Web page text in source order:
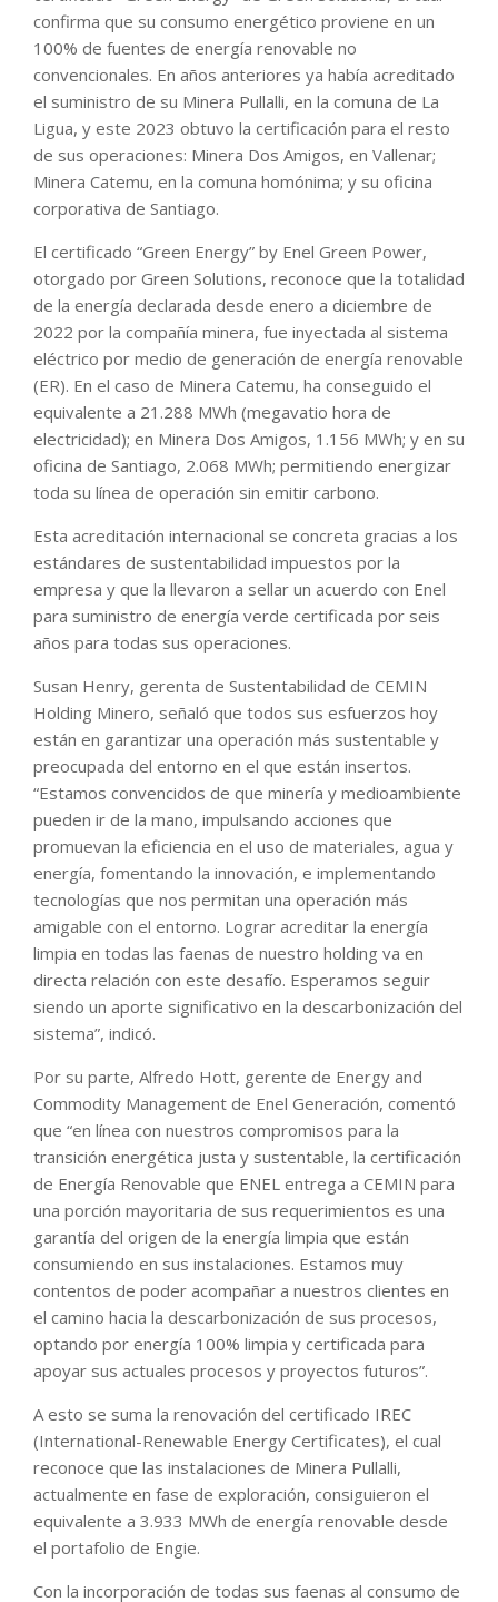
confirma que su consumo energético proviene en un
100% de fuentes de energía renovable no
convencionales. En años anteriores ya había acreditado
el suministro de su Minera Pullalli, en la comuna de La
Ligua, y este 2023 obtuvo la certificación para el resto
de sus operaciones: Minera Dos Amigos, en Vallenar;
Minera Catemu, en la comuna homónima; y su oficina
corporativa de Santiago.
El certificado “Green Energy” by Enel Green Power,
otorgado por Green Solutions, reconoce que la totalidad
de la energía declarada desde enero a diciembre de
2022 por la compañía minera, fue inyectada al sistema
eléctrico por medio de generación de energía renovable
(ER). En el caso de Minera Catemu, ha conseguido el
equivalente a 21.288 MWh (megavatio hora de
electricidad); en Minera Dos Amigos, 1.156 MWh; y en su
oficina de Santiago, 2.068 MWh; permitiendo energizar
toda su línea de operación sin emitir carbono.
Esta acreditación internacional se concreta gracias a los
estándares de sustentabilidad impuestos por la
empresa y que la llevaron a sellar un acuerdo con Enel
para suministro de energía verde certificada por seis
años para todas sus operaciones.
Susan Henry, gerenta de Sustentabilidad de CEMIN
Holding Minero, señaló que todos sus esfuerzos hoy
están en garantizar una operación más sustentable y
preocupada del entorno en el que están insertos.
“Estamos convencidos de que minería y medioambiente
pueden ir de la mano, impulsando acciones que
promuevan la eficiencia en el uso de materiales, agua y
energía, fomentando la innovación, e implementando
tecnologías que nos permitan una operación más
amigable con el entorno. Lograr acreditar la energía
limpia en todas las faenas de nuestro holding va en
directa relación con este desafío. Esperamos seguir
siendo un aporte significativo en la descarbonización del
sistema”, indicó.
Por su parte, Alfredo Hott, gerente de Energy and
Commodity Management de Enel Generación, comentó
que “en línea con nuestros compromisos para la
transición energética justa y sustentable, la certificación
de Energía Renovable que ENEL entrega a CEMIN para
una porción mayoritaria de sus requerimientos es una
garantía del origen de la energía limpia que están
consumiendo en sus instalaciones. Estamos muy
contentos de poder acompañar a nuestros clientes en
el camino hacia la descarbonización de sus procesos,
optando por energía 100% limpia y certificada para
apoyar sus actuales procesos y proyectos futuros”.
A esto se suma la renovación del certificado IREC
(International-Renewable Energy Certificates), el cual
reconoce que las instalaciones de Minera Pullalli,
actualmente en fase de exploración, consiguieron el
equivalente a 3.933 MWh de energía renovable desde
el portafolio de Engie.
Con la incorporación de todas sus faenas al consumo de